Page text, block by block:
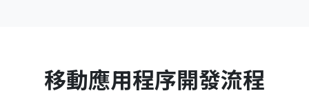
移動應用程序開發流程